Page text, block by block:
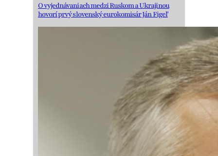
O vyjednávaniach medzi Ruskom a Ukrajinou
hovorí prvý slovenský eurokomisár Ján Figeľ